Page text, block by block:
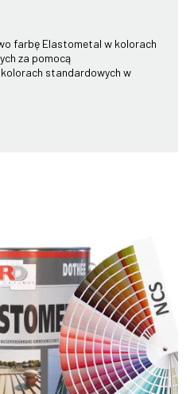
farbę Elastometal w kolorach
za pomocą
standardowych w